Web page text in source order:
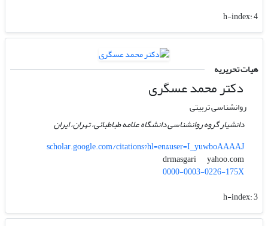
h-index:4
هیات تحریریه
دکتر محمد عسگری
روانشناسی تربیتی
دانشیار گروه روانشناسی دانشگاه علامه طباطبائی، تهران، ایران
scholar.google.com/citations?hl=en&user=I_yuwboAAAAJ
drmasgari
yahoo.com
0000-0003-0226-175X
h-index:3